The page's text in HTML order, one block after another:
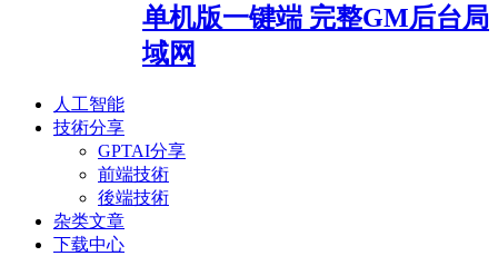
单机版一键端 完整GM后台局
域网
人工智能
技術分享
GPTAI分享
前端技術
後端技術
杂类文章
下载中心